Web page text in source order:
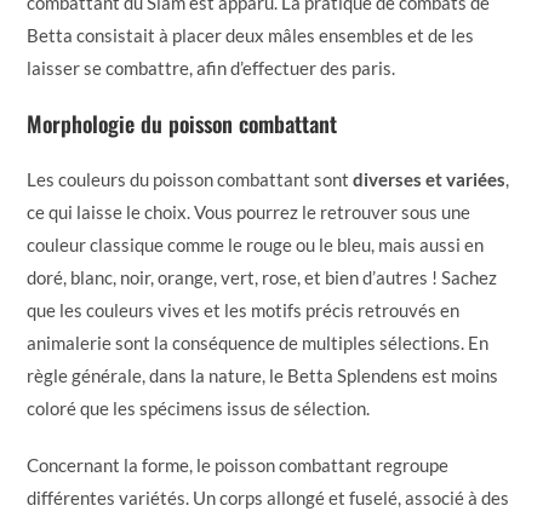
Betta consistait à placer deux mâles ensembles et de les
laisser se combattre, afin d’effectuer des paris.
Morphologie du poisson combattant
Les couleurs du poisson combattant sontdiverses et variées,
ce qui laisse le choix. Vous pourrez le retrouver sous une
couleur classique comme le rouge ou le bleu, mais aussi en
doré, blanc, noir, orange, vert, rose, et bien d’autres ! Sachez
que les couleurs vives et les motifs précis retrouvés en
animalerie sont la conséquence de multiples sélections. En
règle générale, dans la nature, le Betta Splendens est moins
coloré que les spécimens issus de sélection.
Concernant la forme, le poisson combattant regroupe
différentes variétés. Un corps allongé et fuselé, associé à des